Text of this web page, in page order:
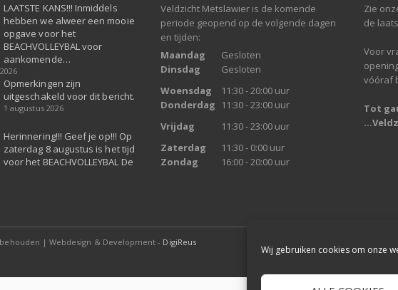
Wij gebruiken cookies om onze
LAATSTE KANS!!! Inmiddels
hebben we alweer een mooie
opgave voor het
BEACHVOLLEYBAL voor
aankomende…
Opmerkingen zijn
uitgeschakeld voor dit bericht.
1 augustus 2026
Herinnering!!! Geef je op!!! Op
zaterdag 8 augustus is het tijd
voor het BEACHVOLLEYBAL De
Veldzicht Metslawier is de komende
periode geopend op de volgende dagen
en tijden:
Maandag
Gesloten
Dinsdag
Gesloten
Woensdag
11:30 - 20:00 uur
Donderdag
11:30 - 23:00 uur
Vrijdag
11:30 - 23:00 uur
Zaterdag
11:30 - 0:00 uur
Zondag
16:00 - 20:00 uur
Zie
de
Voor
vóóraf
Tot
| Webdesign & Development - DigiReus